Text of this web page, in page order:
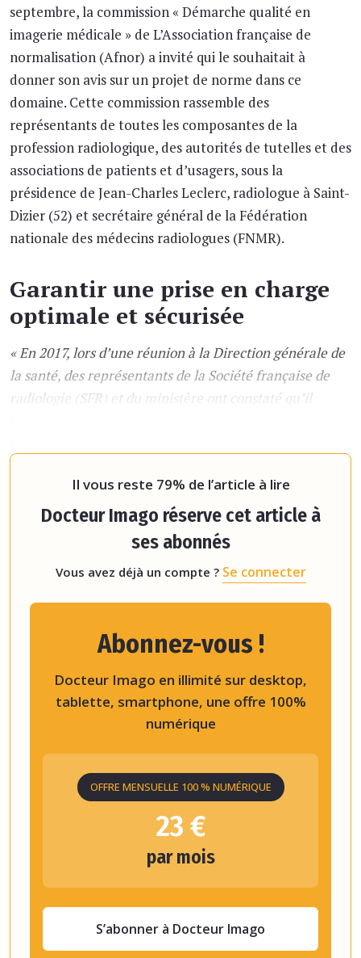
septembre, la commission « Démarche qualité en
imagerie médicale » de L’Association française de
normalisation (Afnor) a invité qui le souhaitait à
donner son avis sur un projet de norme dans ce
domaine. Cette commission rassemble des
représentants de toutes les composantes de la
profession radiologique, des autorités de tutelles et des
associations de patients et d’usagers, sous la
présidence de Jean-Charles Leclerc, radiologue à Saint-
Dizier (52) et secrétaire général de la Fédération
nationale des médecins radiologues (FNMR).
Garantir une prise en charge
optimale et sécurisée
« En 2017, lors d’une réunion à la Direction générale de
la santé, des représentants de la Société française de
radiologie (SFR) et du ministère ont constaté qu’il
Il vous reste 79% de l’article à lire
Docteur Imago réserve cet article à
ses abonnés
Vous avez déjà un compte ? Se connecter
Abonnez-vous !
Docteur Imago en illimité sur desktop,
tablette, smartphone, une offre 100%
numérique
OFFRE MENSUELLE 100 % NUMÉRIQUE
23 €
par mois
S’abonner à Docteur Imago